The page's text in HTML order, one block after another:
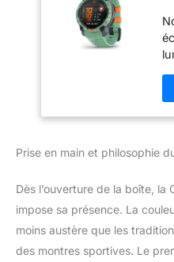
Prise en main et philosophie
Dès l’ouverture de la boîte, la
impose sa présence. La
moins austère que les
des montres sportives. Le